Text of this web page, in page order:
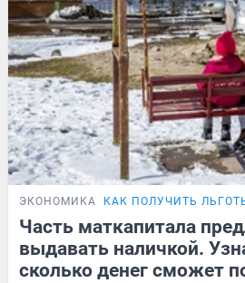
ЭКОНОМИКА КАК ПОЛУЧИТЬ
Часть маткапитала
выдавать наличкой.
сколько денег сможет